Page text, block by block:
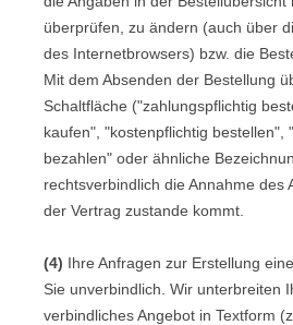
überprüfen, zu ändern (auch über
des Internetbrowsers) bzw. die
Mit dem Absenden der Bestellung
Schaltfläche ("zahlungspflichtig
kaufen", "kostenpflichtig bestellen",
bezahlen" oder ähnliche
rechtsverbindlich die Annahme des
der Vertrag zustande kommt.
(4) Ihre Anfragen zur Erstellung
Sie unverbindlich. Wir unterbreiten
verbindliches Angebot in Textform